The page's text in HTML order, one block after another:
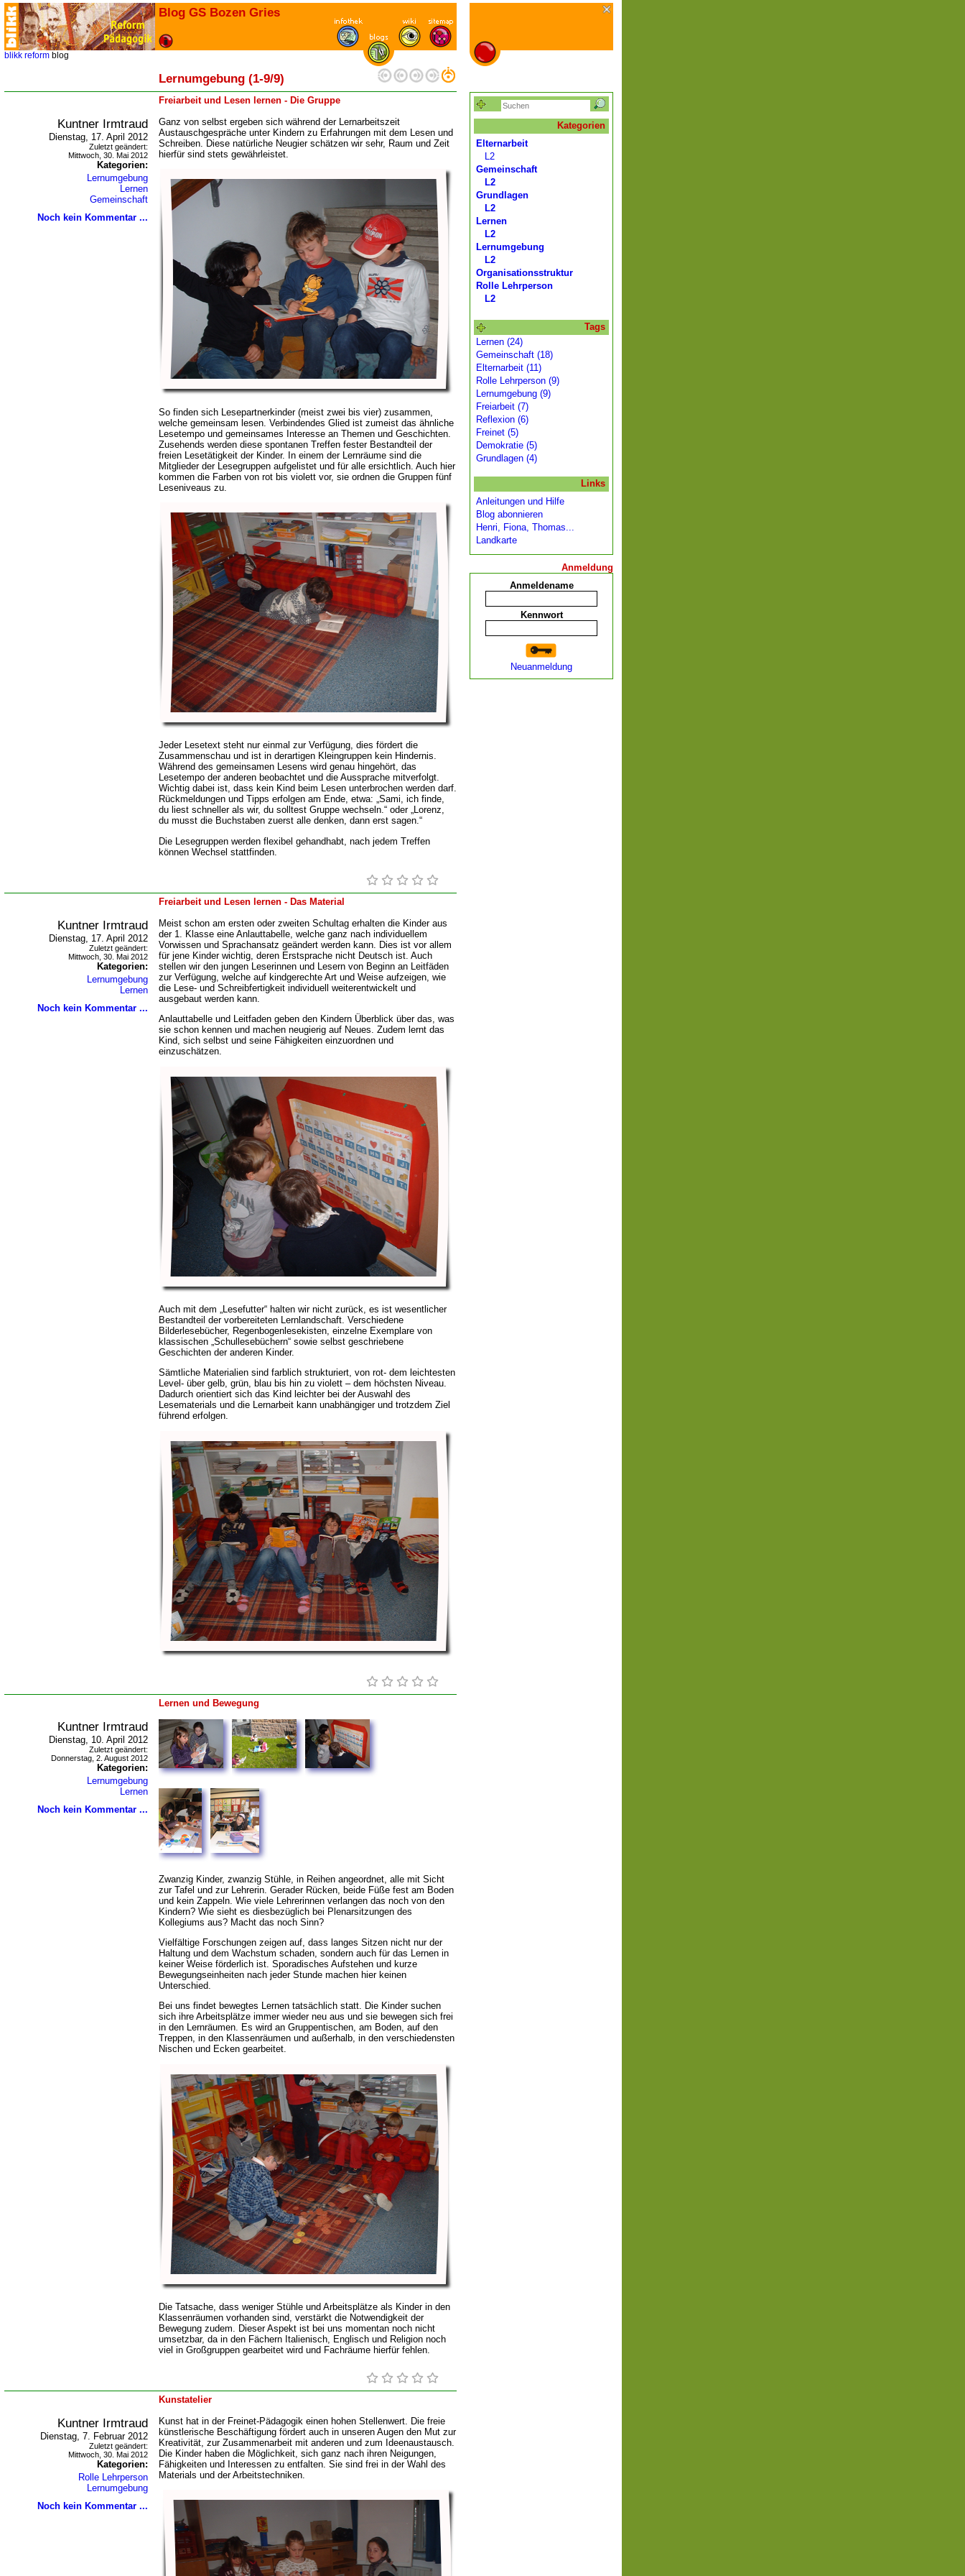
Blog GS Bozen Gries
blikk reform blog
Lernumgebung (1-9/9)
Freiarbeit und Lesen lernen - Die Gruppe
Kuntner Irmtraud
Dienstag, 17. April 2012
Zuletzt geändert:
Mittwoch, 30. Mai 2012
Kategorien:
Lernumgebung
Lernen
Gemeinschaft
Noch kein Kommentar ...
Ganz von selbst ergeben sich während der Lernarbeitszeit
Austauschgespräche unter Kindern zu Erfahrungen mit dem Lesen und
Schreiben. Diese natürliche Neugier schätzen wir sehr, Raum und Zeit
hierfür sind stets gewährleistet.
So finden sich Lesepartnerkinder (meist zwei bis vier) zusammen,
welche gemeinsam lesen. Verbindendes Glied ist zumeist das ähnliche
Lesetempo und gemeinsames Interesse an Themen und Geschichten.
Zusehends werden diese spontanen Treffen fester Bestandteil der
freien Lesetätigkeit der Kinder. In einem der Lernräume sind die
Mitglieder der Lesegruppen aufgelistet und für alle ersichtlich. Auch hier
kommen die Farben von rot bis violett vor, sie ordnen die Gruppen fünf
Leseniveaus zu.
Jeder Lesetext steht nur einmal zur Verfügung, dies fördert die
Zusammenschau und ist in derartigen Kleingruppen kein Hindernis.
Während des gemeinsamen Lesens wird genau hingehört, das
Lesetempo der anderen beobachtet und die Aussprache mitverfolgt.
Wichtig dabei ist, dass kein Kind beim Lesen unterbrochen werden darf.
Rückmeldungen und Tipps erfolgen am Ende, etwa: „Sami, ich finde,
du liest schneller als wir, du solltest Gruppe wechseln.“ oder „Lorenz,
du musst die Buchstaben zuerst alle denken, dann erst sagen.“
Die Lesegruppen werden flexibel gehandhabt, nach jedem Treffen
können Wechsel stattfinden.
Freiarbeit und Lesen lernen - Das Material
Kuntner Irmtraud
Dienstag, 17. April 2012
Zuletzt geändert:
Mittwoch, 30. Mai 2012
Kategorien:
Lernumgebung
Lernen
Noch kein Kommentar ...
Meist schon am ersten oder zweiten Schultag erhalten die Kinder aus
der 1. Klasse eine Anlauttabelle, welche ganz nach individuellem
Vorwissen und Sprachansatz geändert werden kann. Dies ist vor allem
für jene Kinder wichtig, deren Erstsprache nicht Deutsch ist. Auch
stellen wir den jungen Leserinnen und Lesern von Beginn an Leitfäden
zur Verfügung, welche auf kindgerechte Art und Weise aufzeigen, wie
die Lese- und Schreibfertigkeit individuell weiterentwickelt und
ausgebaut werden kann.
Anlauttabelle und Leitfaden geben den Kindern Überblick über das, was
sie schon kennen und machen neugierig auf Neues. Zudem lernt das
Kind, sich selbst und seine Fähigkeiten einzuordnen und
einzuschätzen.
Auch mit dem „Lesefutter“ halten wir nicht zurück, es ist wesentlicher
Bestandteil der vorbereiteten Lernlandschaft. Verschiedene
Bilderlesebücher, Regenbogenlesekisten, einzelne Exemplare von
klassischen „Schullesebüchern“ sowie selbst geschriebene
Geschichten der anderen Kinder.
Sämtliche Materialien sind farblich strukturiert, von rot- dem leichtesten
Level- über gelb, grün, blau bis hin zu violett – dem höchsten Niveau.
Dadurch orientiert sich das Kind leichter bei der Auswahl des
Lesematerials und die Lernarbeit kann unabhängiger und trotzdem Ziel
führend erfolgen.
Lernen und Bewegung
Kuntner Irmtraud
Dienstag, 10. April 2012
Zuletzt geändert:
Donnerstag, 2. August 2012
Kategorien:
Lernumgebung
Lernen
Noch kein Kommentar ...
Zwanzig Kinder, zwanzig Stühle, in Reihen angeordnet, alle mit Sicht
zur Tafel und zur Lehrerin. Gerader Rücken, beide Füße fest am Boden
und kein Zappeln. Wie viele Lehrerinnen verlangen das noch von den
Kindern? Wie sieht es diesbezüglich bei Plenarsitzungen des
Kollegiums aus? Macht das noch Sinn?
Vielfältige Forschungen zeigen auf, dass langes Sitzen nicht nur der
Haltung und dem Wachstum schaden, sondern auch für das Lernen in
keiner Weise förderlich ist. Sporadisches Aufstehen und kurze
Bewegungseinheiten nach jeder Stunde machen hier keinen
Unterschied.
Bei uns findet bewegtes Lernen tatsächlich statt. Die Kinder suchen
sich ihre Arbeitsplätze immer wieder neu aus und sie bewegen sich frei
in den Lernräumen. Es wird an Gruppentischen, am Boden, auf den
Treppen, in den Klassenräumen und außerhalb, in den verschiedensten
Nischen und Ecken gearbeitet.
Die Tatsache, dass weniger Stühle und Arbeitsplätze als Kinder in den
Klassenräumen vorhanden sind, verstärkt die Notwendigkeit der
Bewegung zudem. Dieser Aspekt ist bei uns momentan noch nicht
umsetzbar, da in den Fächern Italienisch, Englisch und Religion noch
viel in Großgruppen gearbeitet wird und Fachräume hierfür fehlen.
Kunstatelier
Kuntner Irmtraud
Dienstag, 7. Februar 2012
Zuletzt geändert:
Mittwoch, 30. Mai 2012
Kategorien:
Rolle Lehrperson
Lernumgebung
Noch kein Kommentar ...
Kunst hat in der Freinet-Pädagogik einen hohen Stellenwert. Die freie
künstlerische Beschäftigung fördert auch in unseren Augen den Mut zur
Kreativität, zur Zusammenarbeit mit anderen und zum Ideenaustausch.
Die Kinder haben die Möglichkeit, sich ganz nach ihren Neigungen,
Fähigkeiten und Interessen zu entfalten. Sie sind frei in der Wahl des
Materials und der Arbeitstechniken.
Kategorien
Elternarbeit
L2
Gemeinschaft
L2
Grundlagen
L2
Lernen
L2
Lernumgebung
L2
Organisationsstruktur
Rolle Lehrperson
L2
Tags
Lernen (24)
Gemeinschaft (18)
Elternarbeit (11)
Rolle Lehrperson (9)
Lernumgebung (9)
Freiarbeit (7)
Reflexion (6)
Freinet (5)
Demokratie (5)
Grundlagen (4)
Links
Anleitungen und Hilfe
Blog abonnieren
Henri, Fiona, Thomas...
Landkarte
Anmeldung
Anmeldename
Kennwort
Neuanmeldung